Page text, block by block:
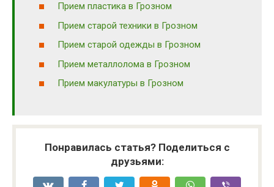
Прием пластика в Грозном
Прием старой техники в Грозном
Прием старой одежды в Грозном
Прием металлолома в Грозном
Прием макулатуры в Грозном
Понравилась статья? Поделиться с
друзьями: